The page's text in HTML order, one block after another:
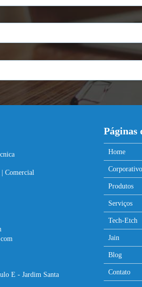
Comercial
E - Jardim Santa
Páginas
Home
Corporativo
Produtos
Serviços
Tech-Etch
Jain
Blog
Contato